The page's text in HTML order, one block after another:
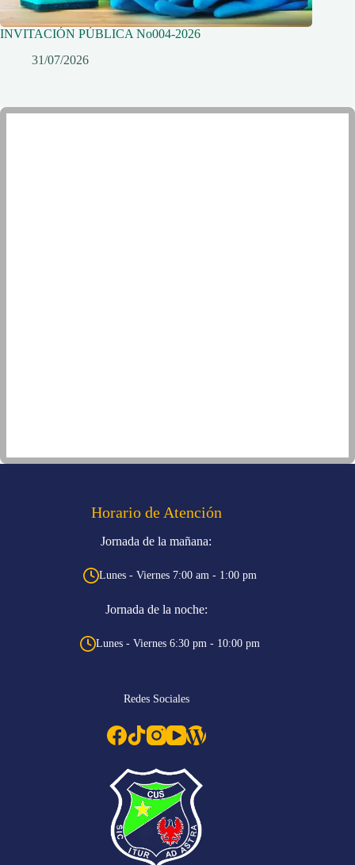
INVITACIÓN PÚBLICA No004-2026
31/07/2026
Horario de Atención
Jornada de la mañana:
Lunes - Viernes 7:00 am - 1:00 pm
Jornada de la noche:
Lunes - Viernes 6:30 pm - 10:00 pm
Redes Sociales